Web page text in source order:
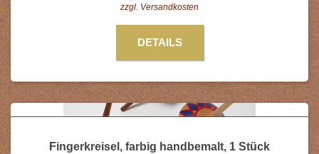
zzgl. Versandkosten
DETAILS
Fingerkreisel, farbig handbemalt, 1 Stück